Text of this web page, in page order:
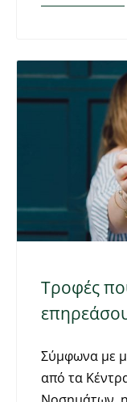
Τροφές
Σύμφωνα με
από τα